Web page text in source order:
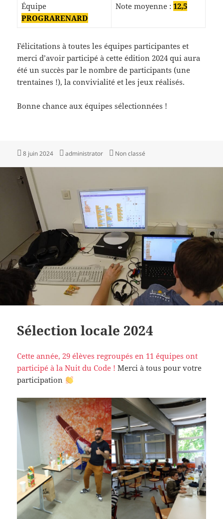
Équipe
PROGRARENARD
Note moyenne : 12,5
Félicitations à toutes les équipes participantes et
merci d’avoir participé à cette édition 2024 qui aura
été un succès par le nombre de participants (une
trentaines !), la convivialité et les jeux réalisés.
Bonne chance aux équipes sélectionnées !
Publié
8 juin 2024 Auteur
administrator Catégories
Non classé
Sélection locale 2024
Cette année, 29 élèves regroupés en 11 ´équipes ont
participé à la Nuit du Code !Merci à tous pour votre
participation